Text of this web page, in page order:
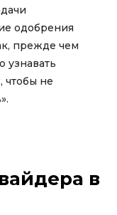
одобрения
прежде чем
узнавать
чтобы не
в